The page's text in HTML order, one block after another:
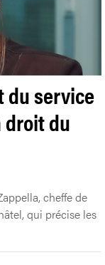
du service
du
cheffe de
qui précise les